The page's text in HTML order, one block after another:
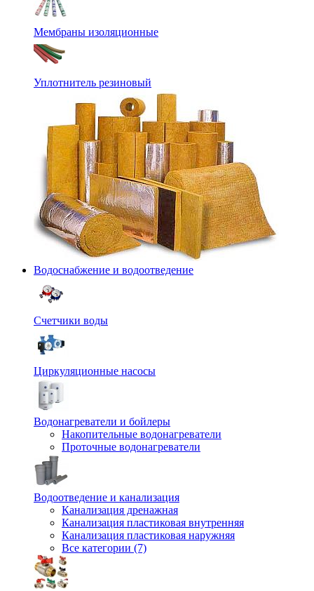
Мембраны изоляционные
Уплотнитель резиновый
Водоснабжение и водоотведение
Счетчики воды
Циркуляционные насосы
Водонагреватели и бойлеры
Накопительные водонагреватели
Проточные водонагреватели
Водоотведение и канализация
Канализация дренажная
Канализация пластиковая внутренняя
Канализация пластиковая наружняя
Все категории (7)